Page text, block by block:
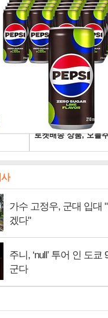
가수 고정우, 군대 입대
겠다"
주니, ‘null’ 투어 인 도
군다